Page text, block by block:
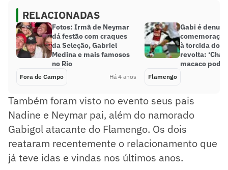
RELACIONADAS
Fotos: Irmã de Neymar
dá festão com craques
da Seleção, Gabriel
Medina e mais famosos
no Rio
Fora de Campo Há 4 anos
Gabi é
à torcida do
revolta:
macaco pode’
Flamengo
Também foram visto no evento seus pais
Nadine e Neymar pai, além do namorado
Gabigol atacante do Flamengo. Os dois
reataram recentemente o relacionamento que
já teve idas e vindas nos últimos anos.